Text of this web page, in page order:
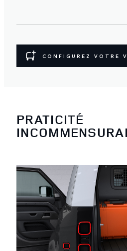
CONFIGUREZ VOTRE
PRATICITÉ